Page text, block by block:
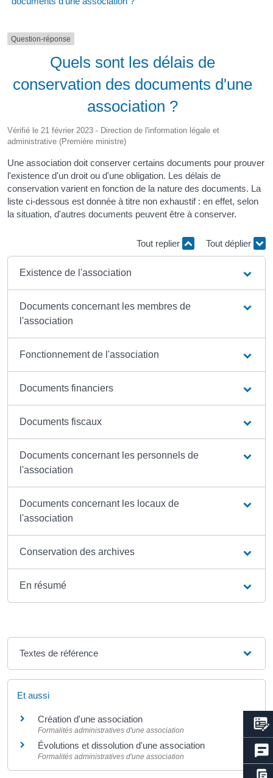
Question-réponse
Quels sont les délais de
conservation des documents d'une
association ?
Vérifié le 21 février 2023 - Direction de l'information légale et
administrative (Première ministre)
Une association doit conserver certains documents pour prouver
l'existence d'un droit ou d'une obligation. Les délais de
conservation varient en fonction de la nature des documents. La
liste ci-dessous est donnée à titre non exhaustif : en effet, selon
la situation, d'autres documents peuvent être à conserver.
Tout replier Tout déplier
Existence de l'association
Documents concernant les membres de
l'association
Fonctionnement de l'association
Documents financiers
Documents fiscaux
Documents concernant les personnels de
l'association
Documents concernant les locaux de
l'association
Conservation des archives
En résumé
Textes de référence
Et aussi
Création d'une association
Formalités administratives d'une association
Évolutions et dissolution d'une association
Formalités administratives d'une association